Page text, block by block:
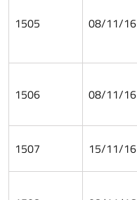
1505 08/11/16
1506 08/11/16
1507 15/11/16